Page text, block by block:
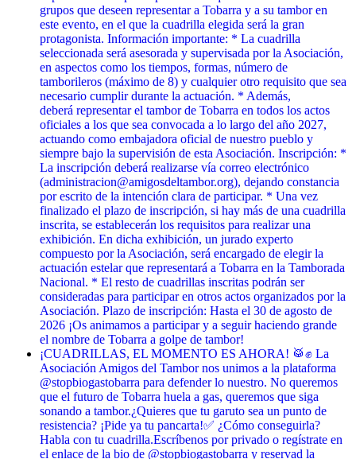
grupos que deseen representar a Tobarra y a su tambor en
este evento, en el que la cuadrilla elegida será la gran
protagonista. Información importante: * La cuadrilla
seleccionada será asesorada y supervisada por la Asociación,
en aspectos como los tiempos, formas, número de
tamborileros (máximo de 8) y cualquier otro requisito que sea
necesario cumplir durante la actuación. * Además,
deberá representar el tambor de Tobarra en todos los actos
oficiales a los que sea convocada a lo largo del año 2027,
actuando como embajadora oficial de nuestro pueblo y
siempre bajo la supervisión de esta Asociación. Inscripción: *
La inscripción deberá realizarse vía correo electrónico
(administracion@amigosdeltambor.org), dejando constancia
por escrito de la intención clara de participar. * Una vez
finalizado el plazo de inscripción, si hay más de una cuadrilla
inscrita, se establecerán los requisitos para realizar una
exhibición. En dicha exhibición, un jurado experto
compuesto por la Asociación, será encargado de elegir la
actuación estelar que representará a Tobarra en la Tamborada
Nacional. * El resto de cuadrillas inscritas podrán ser
consideradas para participar en otros actos organizados por la
Asociación. Plazo de inscripción: Hasta el 30 de agosto de
2026 ¡Os animamos a participar y a seguir haciendo grande
el nombre de Tobarra a golpe de tambor!
¡CUADRILLAS, EL MOMENTO ES AHORA! 🥁✊ La
Asociación Amigos del Tambor nos unimos a la plataforma
@stopbiogastobarra para defender lo nuestro. No queremos
que el futuro de Tobarra huela a gas, queremos que siga
sonando a tambor. ​¿Quieres que tu garuto sea un punto de
resistencia? ¡Pide ya tu pancarta! ​✅ ¿Cómo conseguirla? ​
Habla con tu cuadrilla. ​Escríbenos por privado o regístrate en
el enlace de la bio de @stopbiogastobarra y reservad la